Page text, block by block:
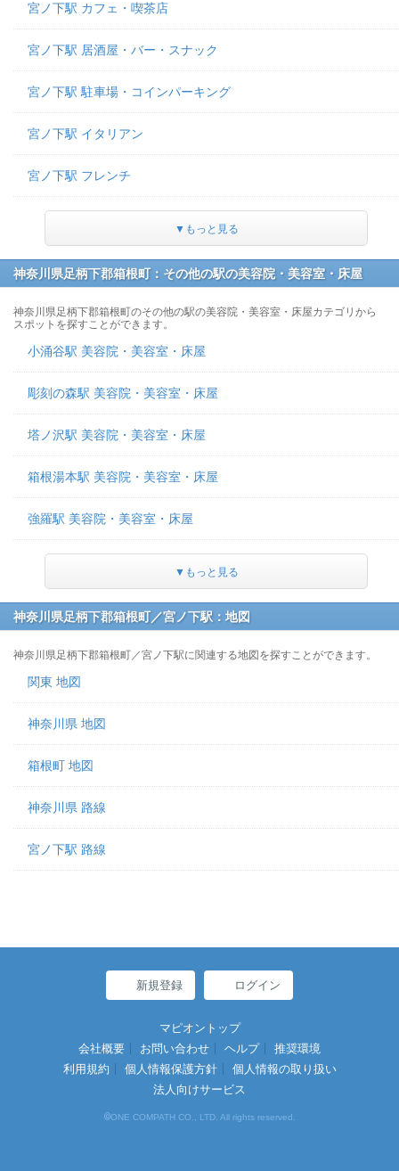
宮ノ下駅 カフェ・喫茶店
宮ノ下駅 居酒屋・バー・スナック
宮ノ下駅 駐車場・コインパーキング
宮ノ下駅 イタリアン
宮ノ下駅 フレンチ
▼もっと見る
神奈川県足柄下郡箱根町：その他の駅の美容院・美容室・床屋
神奈川県足柄下郡箱根町のその他の駅の美容院・美容室・床屋カテゴリから
スポットを探すことができます。
小涌谷駅 美容院・美容室・床屋
彫刻の森駅 美容院・美容室・床屋
塔ノ沢駅 美容院・美容室・床屋
箱根湯本駅 美容院・美容室・床屋
強羅駅 美容院・美容室・床屋
▼もっと見る
神奈川県足柄下郡箱根町／宮ノ下駅：地図
神奈川県足柄下郡箱根町／宮ノ下駅に関連する地図を探すことができます。
関東 地図
神奈川県 地図
箱根町 地図
神奈川県 路線
宮ノ下駅 路線
新規登録 ログイン
マピオントップ
会社概要
お問い合わせ ヘルプ
推奨環境
利用規約
個人情報保護方針
個人情報の取り扱い
法人向けサービス
©ONE COMPATH CO., LTD. All rights reserved.